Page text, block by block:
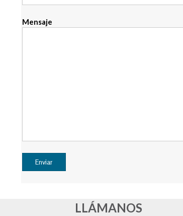
Mensaje
LLÁMANOS